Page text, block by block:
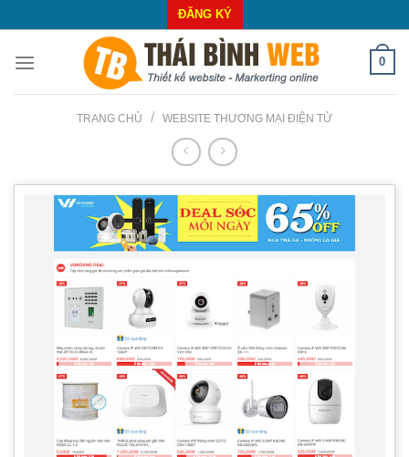
to
content
ĐĂNG KÝ
0
TRANG CHỦ / WEBSITE THƯƠNG MẠI ĐIỆN TỬ